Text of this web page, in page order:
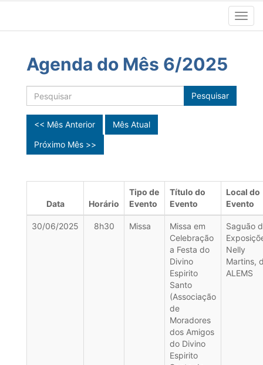
Agenda do Mês 6/2025
Pesquisar
<< Mês Anterior
Mês Atual
Próximo Mês >>
Data Horário
Tipo de
Evento
Título do
Evento
Local do
Evento
30/06/2025 8h30 Missa
Missa em
Celebração
a Festa do
Divino
Espirito
Santo
(Associação
de
Moradores
dos Amigos
do Divino
Espirito
Saguão
Nelly
Martins,
ALEMS